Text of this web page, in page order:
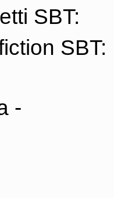
SBT:
SBT:
-